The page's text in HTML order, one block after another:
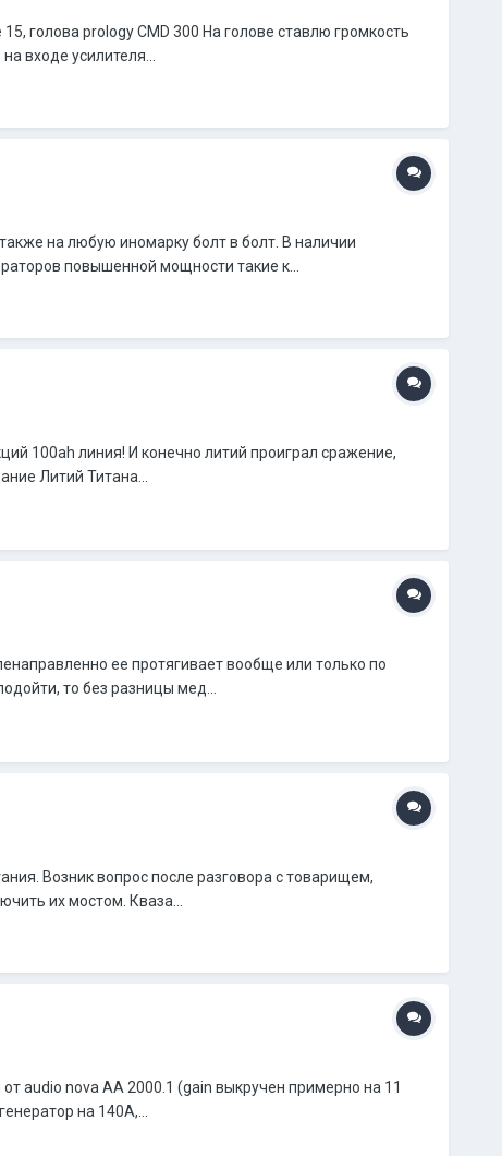
голова prology CMD 300 На голове ставлю громкость
входе усилителя...
на любую иномарку болт в болт. В наличии
повышенной мощности такие к...
100ah линия! И конечно литий проиграл сражение,
Литий Титана...
ее протягивает вообще или только по
то без разницы мед...
Возник вопрос после разговора с товарищем,
их мостом. Кваза...
audio nova AA 2000.1 (gain выкручен примерно на 11
на 140А,...